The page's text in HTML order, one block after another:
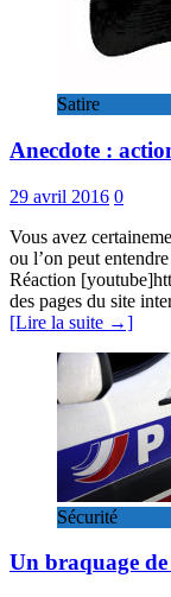
Satire
Anecdote :
29 avril 2016 0
Vous avez
ou l’on peut
Réaction
des pages du site
[Lire la suite →]
Sécurité
Un braquage